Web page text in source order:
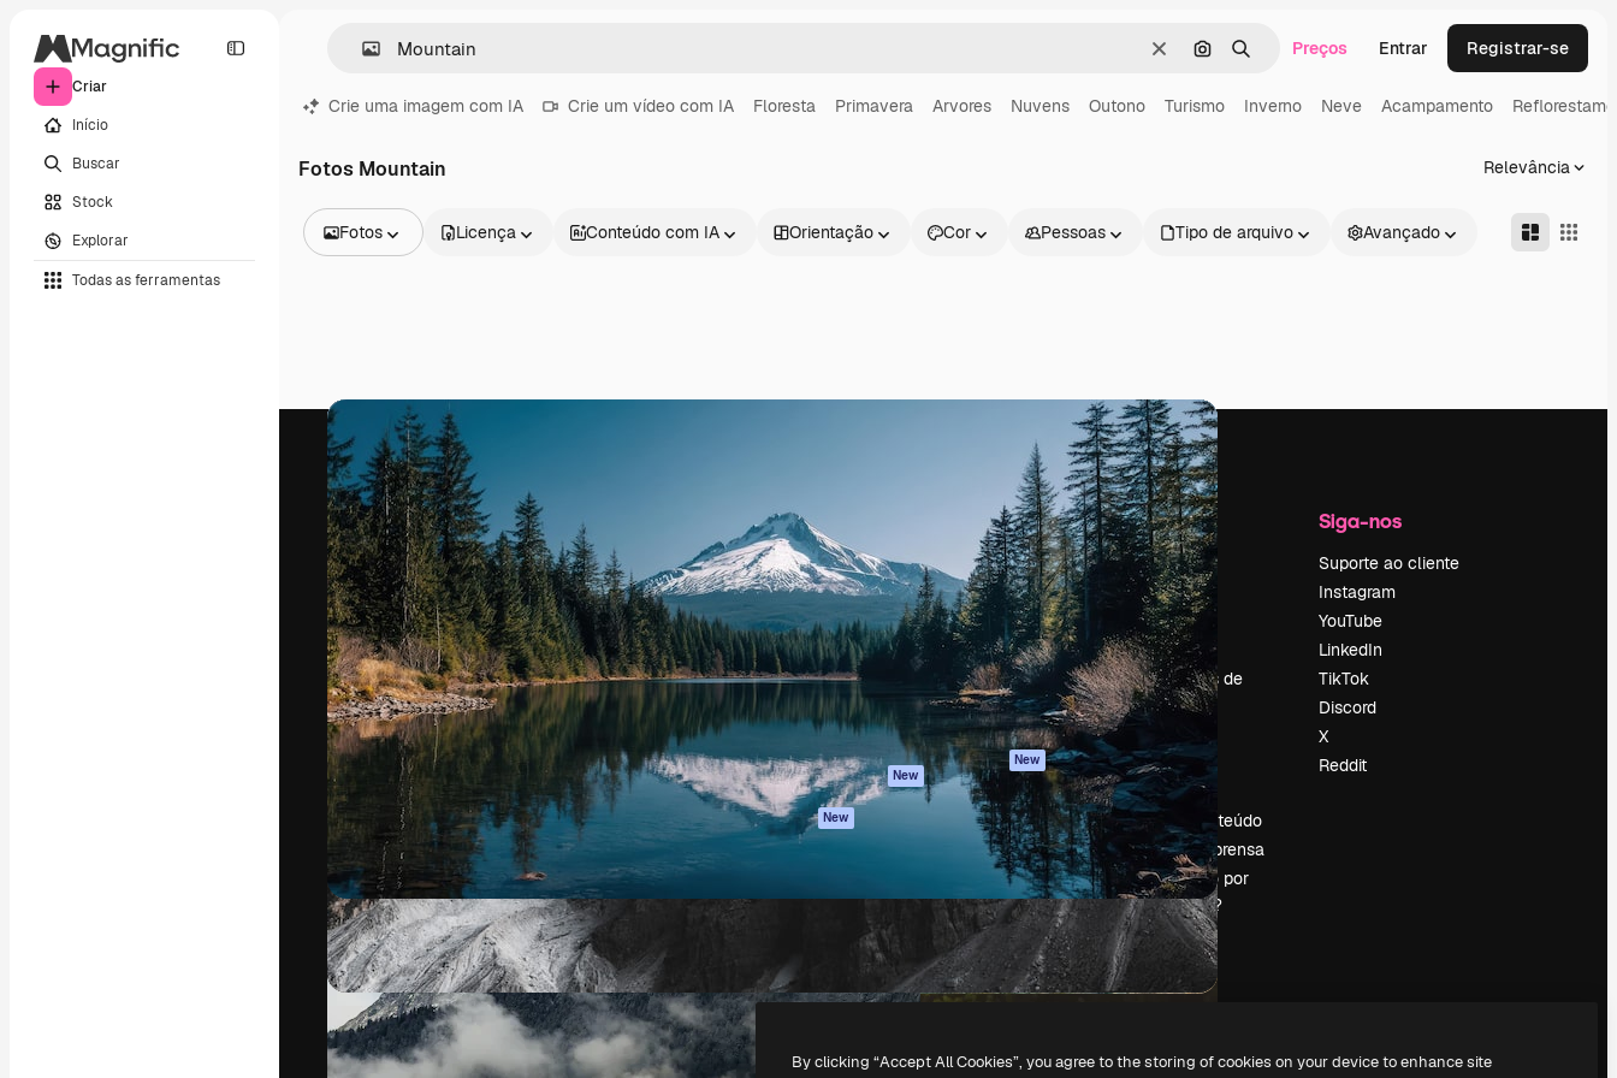
Criar
Início
Buscar
Stock
Explorar
Todas as ferramentas
LimparPesquisar por imagem
BuscarPreços Entrar Registrar-se
Crie uma imagem com IA Crie um vídeo com IA Floresta Primavera Arvores Nuvens Outono Turismo Inverno Neve Acampamento
Fotos Mountain Relevância
Fotos
Vídeos
Clipes de vídeo
Animações
Modelos de vídeos
Ícones
Modelos 3D
Fontes
Licença Conteúdo com IA Orientação Cor Pessoas Tipo de arquivo Avançado
A plataforma criativa para você direcionar
seu melhor trabalho. Mais de 1 milhão de
assinantes entre criativos, empresas,
agências e estúdios.
Português
Produtos
Spaces
Assistente de IA
Gerador de
imagens
Gerador de vídeos
Texto para voz
Conteúdo de stock
MCP para
Claude/ChatGPT
New
Agentes New
API
Todas as
Começar
Academy
Documentação
Atendimento
Termos e
condições
Política de
privacidade
Originais New
Política de cookies
Central de
confiabilidade
Afiliados
Empresas
Empresa
Preços
Sobre nós
Reviews
Emprego
Tendências de
pesquisa
Eventos
Slidesgo
Vender conteúdo
Sala de imprensa
Procurando por
magnific.ai?
Siga-nos
Suporte ao cliente
Instagram
YouTube
LinkedIn
TikTok
Discord
X
Reddit
Copyright © 2010-2026Freepik Company S.L.U.Todos os direitos reservados.
By clicking “Accept All Cookies”, you agree to the storing of cookies on your device to enhance site